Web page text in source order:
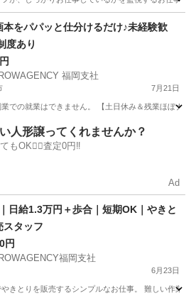
ティッシュ
本をパパッと仕分けるだけ♪未経験歓
度あり
福岡支社
7月21日
での就業はできません。 【土日休み＆残業ほぼナ
漫画
い人形譲ってくれませんか？
もOK🙆‍♀️査定0円‼️
Ad
日給1.3万円＋歩合｜短期OK｜やきと
スタッフ
円
福岡支社
6月23日
きとりを販売するシンプルなお仕事。 難しい作